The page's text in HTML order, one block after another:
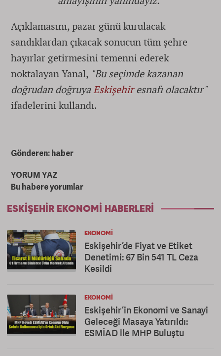
Açıklamasını, pazar günü kurulacak
sandıklardan çıkacak sonucun tüm şehre
hayırlar getirmesini temenni ederek
noktalayan Yanal, "Bu seçimde kazanan
doğrudan doğruyaEskişehiresnafı olacaktır"
ifadelerini kullandı.
Gönderen: haber
YORUM YAZ
Bu habere yorumlar
ESKIŞEHIR EKONOMI HABERLERI
EKONOMI
Eskişehir’de Fiyat ve Etiket
Denetimi: 67 Bin 541 TL Ceza
Kesildi
EKONOMI
Eskişehir’in Ekonomi ve Sanayi
Geleceği Masaya Yatırıldı:
ESMİAD ile MHP Buluştu